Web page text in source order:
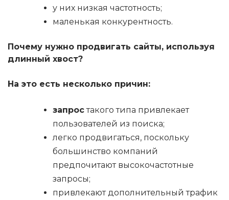
у них низкая частотность;
маленькая конкурентность.
Почему нужно продвигать сайты, используя
длинный хвост?
На это есть несколько причин:
запростакого типа привлекает
пользователей из поиска;
легко продвигаться, поскольку
большинство компаний
предпочитают высокочастотные
запросы;
привлекают дополнительный трафик